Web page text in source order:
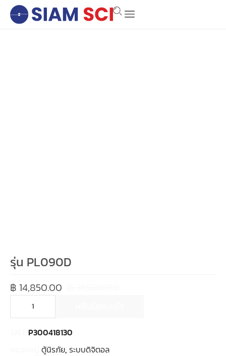
รุ่น PL090D
฿ 14,850.00
P300418130
ตู้นิรภัย, ระบบดิจิตอล